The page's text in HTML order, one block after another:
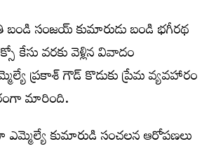
బండి సంజయ్ కుమారుడు బండి భగీరథ
కేసు వరకు వెళ్లిన వివాదం
ప్రకాశ్ గౌడ్ కొడుకు ప్రేమ వ్యవహారం
మారింది.
కుమారుడి సంచలన ఆరోపణలు